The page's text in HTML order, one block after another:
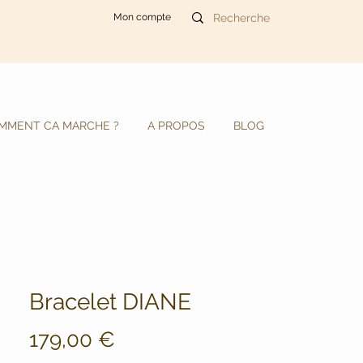
Mon compte
CA MARCHE ? A PROPOS BLOG
Bracelet DIANE
179,00 €